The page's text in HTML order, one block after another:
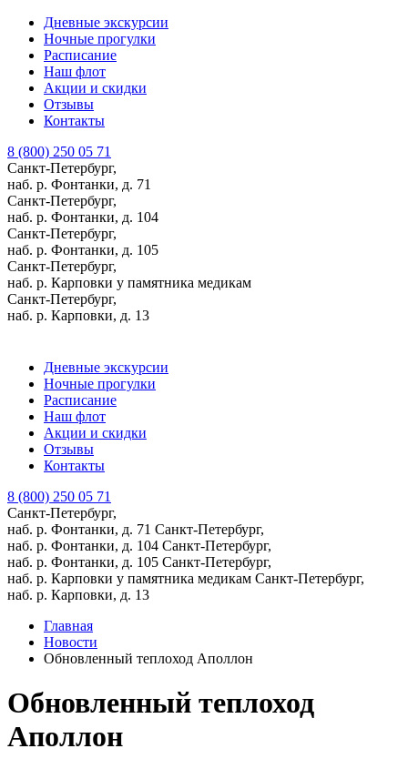
Дневные экскурсии
Ночные прогулки
Расписание
Наш флот
Акции и скидки
Отзывы
Контакты
8 (800) 250 05 71
Санкт-Петербург,
наб. р. Фонтанки, д. 71
Санкт-Петербург,
наб. р. Фонтанки, д. 104
Санкт-Петербург,
наб. р. Фонтанки, д. 105
Санкт-Петербург,
наб. р. Карповки у памятника медикам
Санкт-Петербург,
наб. р. Карповки, д. 13
Дневные экскурсии
Ночные прогулки
Расписание
Наш флот
Акции и скидки
Отзывы
Контакты
8 (800) 250 05 71
Санкт-Петербург,
наб. р. Фонтанки, д. 71 Санкт-Петербург,
наб. р. Фонтанки, д. 104 Санкт-Петербург,
наб. р. Фонтанки, д. 105 Санкт-Петербург,
наб. р. Карповки у памятника медикам Санкт-Петербург,
наб. р. Карповки, д. 13
Главная
Новости
Обновленный теплоход Аполлон
Обновленный теплоход
Аполлон